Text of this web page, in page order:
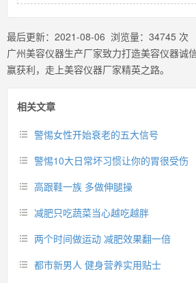
最后更新： 2021-08-06 浏览量： 34745 次
广州美容仪器生产厂家致力打造美容仪器诚
赢获利，走上美容仪器厂家精英之路。
相关文章
警惕女性开始衰老的五大信号
警惕10大日常坏习惯让你的胃很受伤
高跟鞋一族 多做伸腿操
减肥只吃蔬菜当心越吃越胖
两个时间做运动 减肥效果翻一倍
都市新男人 健身营养实用贴士